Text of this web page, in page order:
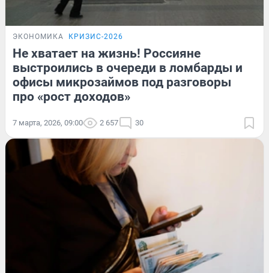
ЭКОНОМИКА КРИЗИС-2026
Не хватает на жизнь! Россияне
выстроились в очереди в ломбарды и
офисы микрозаймов под разговоры
про «рост доходов»
7 марта, 2026, 09:00 2 657 30